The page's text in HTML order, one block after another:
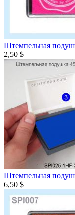
Штемпельная
2,50 $
Штемпельная
6,50 $